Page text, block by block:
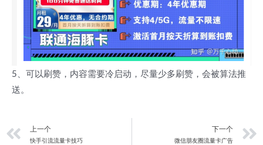
5、可以刷赞，内容需要冷启动，尽量少多刷赞，会被算法推
送。
上一页
上一个
快手引流流量卡技巧
下一个
微信朋友圈流量卡广告